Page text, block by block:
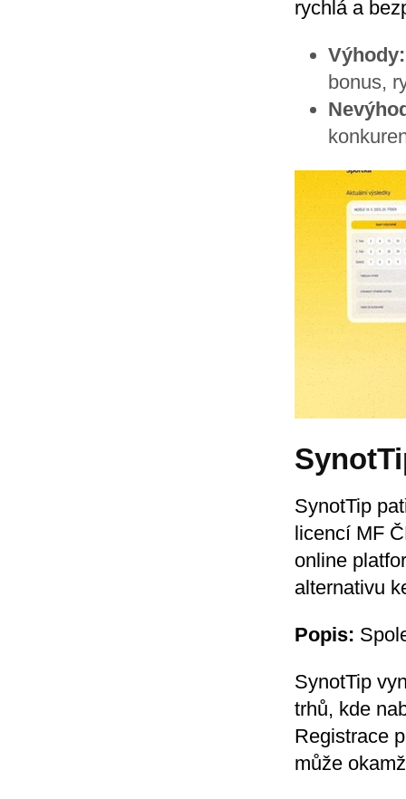
rychlá a
Výhody:
bonus,
SynotTip
licencí MF
online
alternativu
Popis:
SynotTip
trhů, kde
Registrace
může